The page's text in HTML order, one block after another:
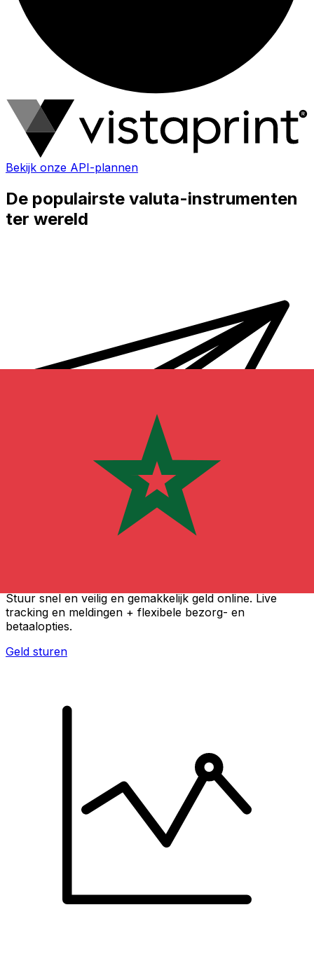
Bekijk onze API-plannen
De populairste valuta-instrumenten
ter wereld
Stuur snel en veilig en gemakkelijk geld online. Live
tracking en meldingen + flexibele bezorg- en
betaalopties.
Geld sturen